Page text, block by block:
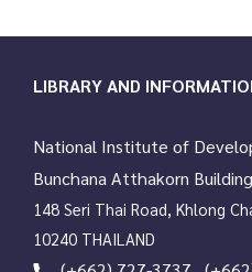
LIBRARY AND
National Institute of
Bunchana Atthakorn Building
148 Seri Thai Road, Khlong
10240 THAILAND